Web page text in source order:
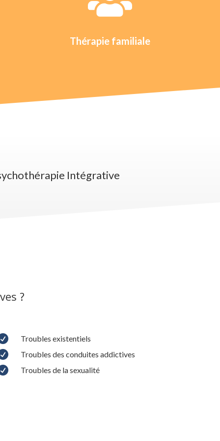
Thérapie familiale
Intégrative
?
Troubles existentiels
Troubles des conduites addictives
Troubles de la sexualité